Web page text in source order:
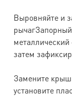
Выровняйте и
затем
Замените
установите